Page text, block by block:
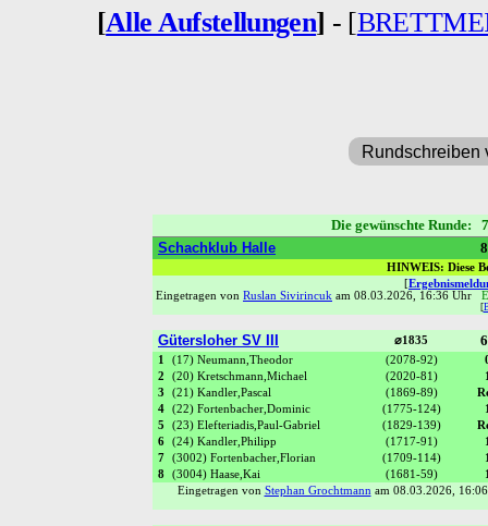
[Alle Aufstellungen] - [
Rundschreiben
Die gewünschte
Schachklub Halle
HINWEIS: Diese
Eingetragen von Ruslan Sivirincuk am 08.03.2026, 16:36 Uhr
[
Gütersloher SV III ⌀1835
1 (17) Neumann,Theodor (2078-92)
2
(20) Kretschmann,Michael (2020-81)
3
(21) Kandler,Pascal (1869-89)
4
(22) Fortenbacher,Dominic (1775-124)
5
(23) Elefteriadis,Paul-Gabriel (1829-139)
6
(24) Kandler,Philipp (1717-91)
7
(3002) Fortenbacher,Florian (1709-114)
8
(3004) Haase,Kai (1681-59)
Eingetragen von Stephan Grochtmannam 08.03.2026,